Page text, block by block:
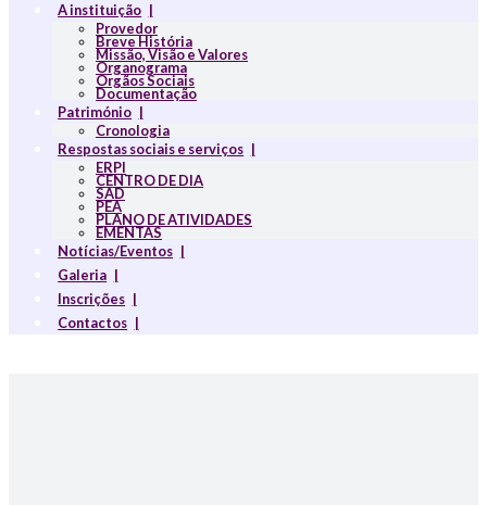
A instituição
Provedor
Breve História
Missão, Visão e Valores
Organograma
Orgãos Sociais
Documentação
Património
Cronologia
Respostas sociais e serviços
ERPI
CENTRO DE DIA
SAD
PEA
PLANO DE ATIVIDADES
EMENTAS
Notícias/Eventos
Galeria
Inscrições
Contactos